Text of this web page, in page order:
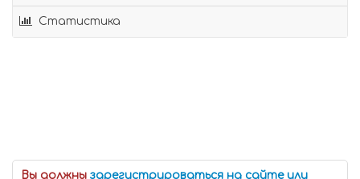
Статистика
Вы должны зарегистрироваться на сайте или